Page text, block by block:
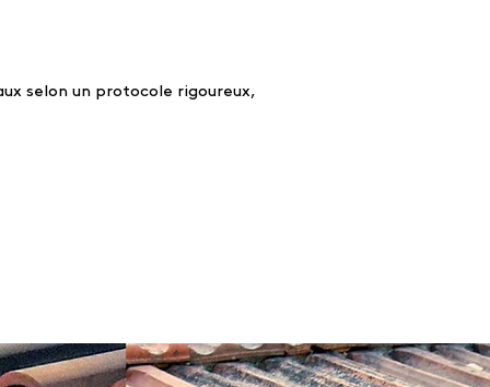
selon un protocole rigoureux,